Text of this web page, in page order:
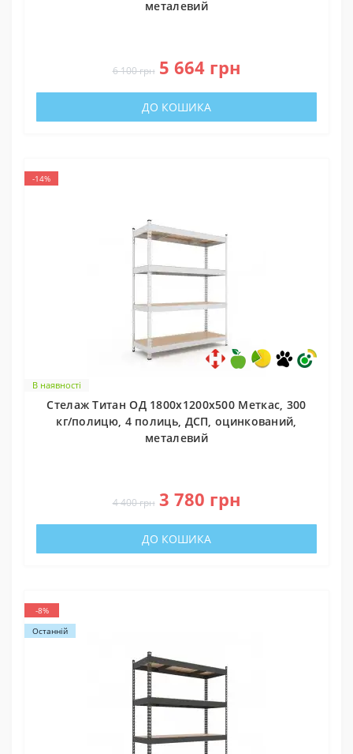
металевий
6 100 грн 5 664 грн
ДО КОШИКА
-14%
В наявності
Стелаж Титан ОД 1800х1200х500 Меткас, 300
кг/полицю, 4 полиць, ДСП, оцинкований,
металевий
4 400 грн 3 780 грн
ДО КОШИКА
-8%
Останній